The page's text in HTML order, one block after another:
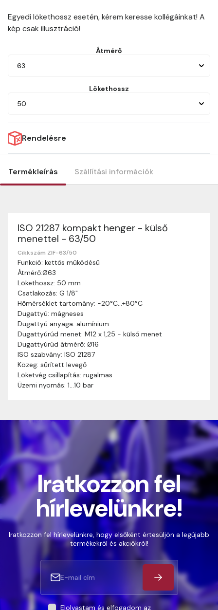
Egyedi lökethossz esetén, kérem keresse kollégáinkat! A
kép csak illusztráció!
Átmérő
63
Lökethossz
50
Rendelésre
Termékleírás Szállítási információk
ISO 21287 kompakt henger - külső
menettel - 63/50
Cikkszám ZIF-63/50
Funkció: kettős működésű
Átmérő:Ø63
Lökethossz: 50 mm
Csatlakozás: G 1/8"
Hőmérséklet tartomány: -20°C…+80°C
Dugattyú: mágneses
Dugattyú anyaga: alumínium
Dugattyúrúd menet: M12 x 1,25 - külső menet
Dugattyúrúd átmérő: Ø16
ISO szabvány: ISO 21287
Közeg: sűrített levegő
Löketvég csillapítás: rugalmas
Üzemi nyomás: 1…10 bar
Szállítási információk
Nagyon köszönjük, hogy webshopunkat választottátok
vásárlásaitokhoz. Az alábbiakban megtaláljátok szállítási
információinkat, hogy a vásárlásotok gördülékenyen és
zökkenőmentesen történhessen.
Szállítási idő:
munkanapon belül kézbesítjük. Amennyiben
valamilyen okból kifolyólag a szállítás hosszabb
ideig tart, előre értesítünk benneteket.
Szállítási díj: A szállítási díj függ a termék súlyától
és a szállítási cím távolságától. A pontos szállítási
díjat a vásárlás folyamata során megtekinthetitek,
mielőtt a rendelést véglegesítitek.
Iratkozzon fel
hírlevelünkre!
Iratkozzon fel hírlevelünkre, hogy elsőként értesüljön a legújabb
termékekről és akciókról!
Elolvastam és elfogadom az